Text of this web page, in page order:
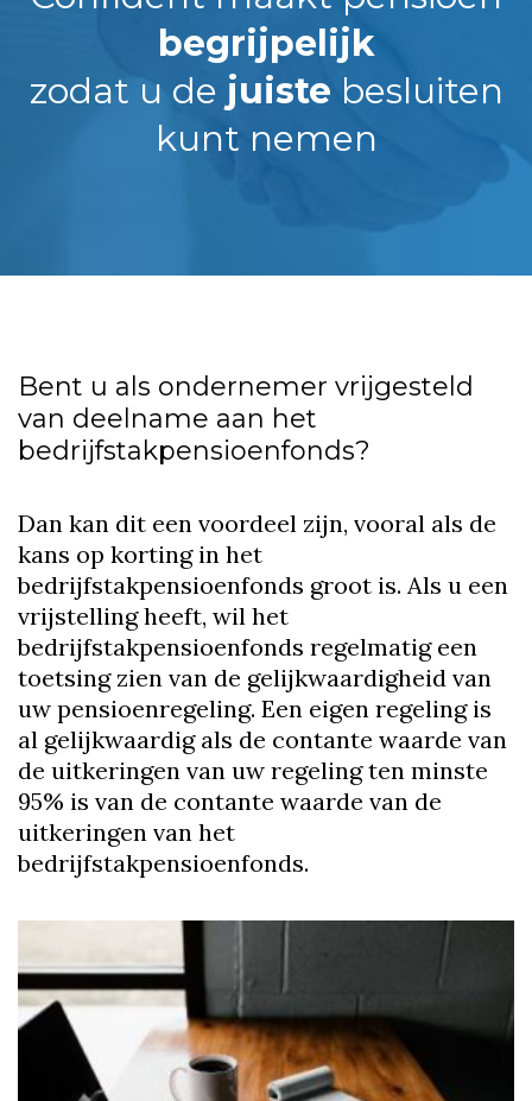
begrijpelijk
zodat u de juiste besluiten
kunt nemen
Bent u als ondernemer vrijgesteld
van deelname aan het
bedrijfstakpensioenfonds?
Dan kan dit een voordeel zijn, vooral als de
kans op korting in het
bedrijfstakpensioenfonds groot is. Als u een
vrijstelling heeft, wil het
bedrijfstakpensioenfonds regelmatig een
toetsing zien van de gelijkwaardigheid van
uw pensioenregeling. Een eigen regeling is
al gelijkwaardig als de contante waarde van
de uitkeringen van uw regeling ten minste
95% is van de contante waarde van de
uitkeringen van het
bedrijfstakpensioenfonds.